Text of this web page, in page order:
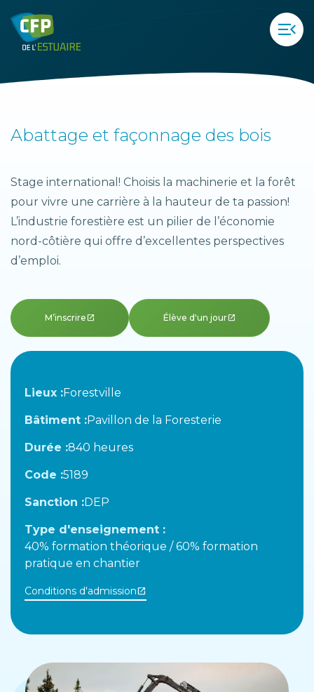
menu_open
Abattage et façonnage des bois
Stage international! Choisis la machinerie et la forêt
pour vivre une carrière à la hauteur de ta passion!
L’industrie forestière est un pilier de l’économie
nord-côtière qui offre d’excellentes perspectives
d’emploi.
M’inscrireopen_in_new Élève d'un jouropen_in_new
Lieux :Forestville
Bâtiment :Pavillon de la Foresterie
Durée :840 heures
Code :5189
Sanction :DEP
Type d'enseignement :
40% formation théorique / 60% formation
pratique en chantier
Conditions d'admissionopen_in_new